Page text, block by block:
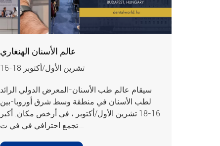
عالم الأسنان الهنغاري
16-18 تشرين الأول/أكتوبر
سيقام عالم طب الأسنان-المعرض الدولي الرائد
لطب الأسنان في منطقة وسط شرق أوروبا-بين
16-18 تشرين الأول/أكتوبر ، في أرخص مكان. أكبر
تجمع احترافي في في ت...